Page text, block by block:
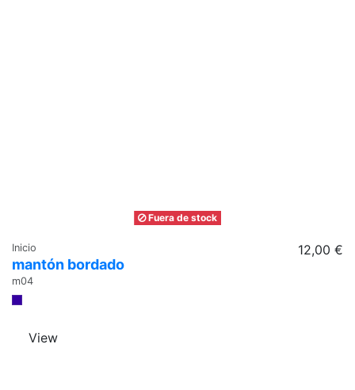
Fuera de stock
Inicio
mantón bordado
m04
12,00 €
View